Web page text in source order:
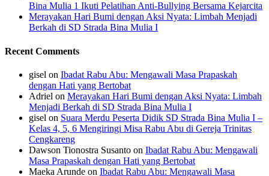
Bina Mulia 1 Ikuti Pelatihan Anti-Bullying Bersama Kejarcita
Merayakan Hari Bumi dengan Aksi Nyata: Limbah Menjadi
Berkah di SD Strada Bina Mulia I
Recent Comments
gisel on Ibadat Rabu Abu: Mengawali Masa Prapaskah
dengan Hati yang Bertobat
Adriel on Merayakan Hari Bumi dengan Aksi Nyata: Limbah
Menjadi Berkah di SD Strada Bina Mulia I
gisel on Suara Merdu Peserta Didik SD Strada Bina Mulia I –
Kelas 4, 5, 6 Mengiringi Misa Rabu Abu di Gereja Trinitas
Cengkareng
Dawson Tionostra Susanto on Ibadat Rabu Abu: Mengawali
Masa Prapaskah dengan Hati yang Bertobat
Maeka Arunde on Ibadat Rabu Abu: Mengawali Masa